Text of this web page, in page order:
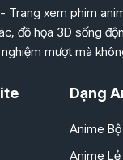
Trang xem phim
đồ họa 3D sống
mượt mà
Dạng
Anime Bộ
Anime Lẻ